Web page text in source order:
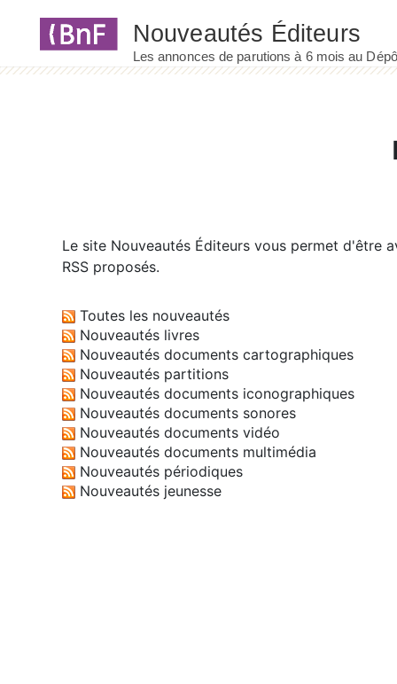
Le site Nouveautés Éditeurs vous permet d'être
RSS proposés.
Toutes les nouveautés
Nouveautés livres
Nouveautés documents cartographiques
Nouveautés partitions
Nouveautés documents iconographiques
Nouveautés documents sonores
Nouveautés documents vidéo
Nouveautés documents multimédia
Nouveautés périodiques
Nouveautés jeunesse